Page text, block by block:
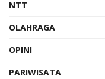
NTT
OLAHRAGA
OPINI
PARIWISATA